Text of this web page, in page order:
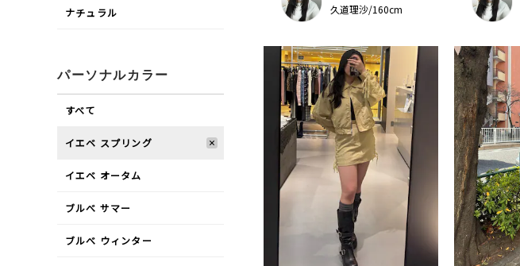
久道理沙/160cm
ナチュラル
パーソナルカラー
すべて
イエベ スプリング
イエベ オータム
ブルべ サマー
ブルべ ウィンター